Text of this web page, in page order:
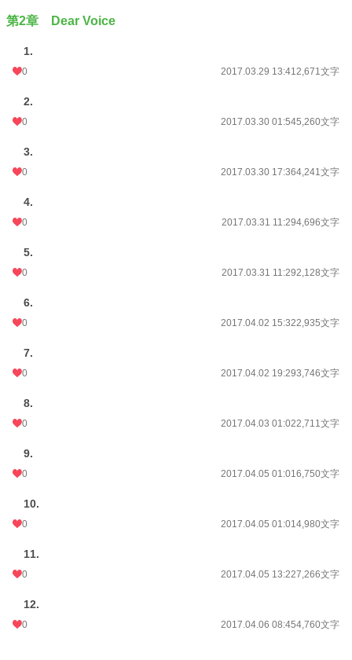
更新日時 2019.12.25 14:13
初回公開日時
週間ポイント
月間ポイント
累計ポイント
第2章 Dear Voice
1.
0 2017.03.29 13:412,671文字
2.
0 2017.03.30 01:545,260文字
3.
0 2017.03.30 17:364,241文字
4.
0 2017.03.31 11:294,696文字
5.
0 2017.03.31 11:292,128文字
6.
0 2017.04.02 15:322,935文字
7.
0 2017.04.02 19:293,746文字
8.
0 2017.04.03 01:022,711文字
9.
0 2017.04.05 01:016,750文字
10.
0 2017.04.05 01:014,980文字
11.
0 2017.04.05 13:227,266文字
12.
0 2017.04.06 08:454,760文字